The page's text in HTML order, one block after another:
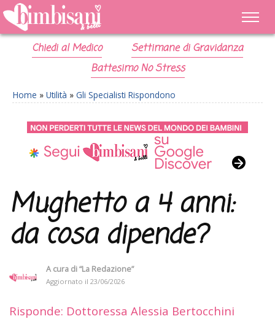
Chiedi al Medico
Settimane di Gravidanza
Battesimo No Stress
Home » Utilità » Gli Specialisti Rispondono
Mughetto a 4 anni:
da cosa dipende?
A cura di“La Redazione”
Aggiornato il 23/06/2026
Risponde: Dottoressa Alessia Bertocchini